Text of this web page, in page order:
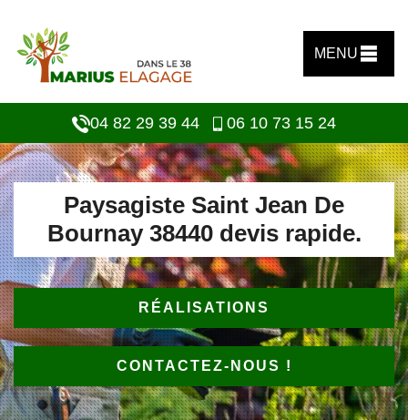
MENU
04 82 29 39 44 06 10 73 15 24
Paysagiste Saint Jean De
Bournay 38440 devis rapide.
RÉALISATIONS
CONTACTEZ-NOUS !